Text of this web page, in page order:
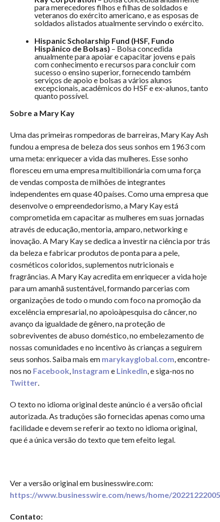
para merecedores filhos e filhas de soldados e
veteranos do exército americano, e as esposas de
soldados alistados atualmente servindo o exército.
Hispanic Scholarship Fund (HSF, Fundo
Hispânico de Bolsas) – Bolsa concedida
anualmente para apoiar e capacitar jovens e pais
com conhecimento e recursos para concluir com
sucesso o ensino superior, fornecendo também
serviços de apoio e bolsas a vários alunos
excepcionais, acadêmicos do HSF e ex-alunos, tanto
quanto possível.
Sobre a Mary Kay
Uma das primeiras rompedoras de barreiras, Mary Kay Ash
fundou a empresa de beleza dos seus sonhos em 1963 com
uma meta: enriquecer a vida das mulheres. Esse sonho
floresceu em uma empresa multibilionária com uma força
de vendas composta de milhões de integrantes
independentes em quase 40 países. Como uma empresa que
desenvolve o empreendedorismo, a Mary Kay está
comprometida em capacitar as mulheres em suas jornadas
através de educação, mentoria, amparo, networking e
inovação. A Mary Kay se dedica a investir na ciência por trás
da beleza e fabricar produtos de ponta para a pele,
cosméticos coloridos, suplementos nutricionais e
fragrâncias. A Mary Kay acredita em enriquecer a vida hoje
para um amanhã sustentável, formando parcerias com
organizações de todo o mundo com foco na promoção da
excelência empresarial, no apoioàpesquisa do câncer, no
avanço da igualdade de gênero, na proteção de
sobreviventes de abuso doméstico, no embelezamento de
nossas comunidades e no incentivo às crianças a seguirem
seus sonhos. Saiba mais em marykayglobal.com, encontre-
nos no Facebook, Instagram e LinkedIn, e siga-nos no
Twitter.
O texto no idioma original deste anúncio é a versão oficial
autorizada. As traduções são fornecidas apenas como uma
facilidade e devem se referir ao texto no idioma original,
que é a única versão do texto que tem efeito legal.
Ver a versão original em businesswire.com:
https://www.businesswire.com/news/home/
Contato: